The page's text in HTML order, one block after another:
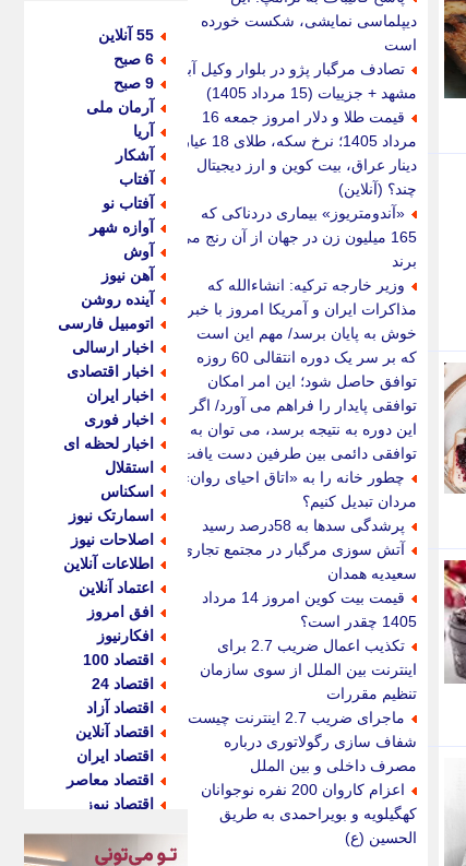
دیپلماسی نمایشی، شکست خورده
است
تصادف مرگبار پژو در بلوار وکیل آباد
مشهد + جزییات (15 مرداد 1405)
قیمت طلا و دلار امروز جمعه 16
مرداد 1405؛ نرخ سکه، طلای 18 عیار،
دینار عراق، بیت کوین و ارز دیجیتال
چند؟ (آنلاین)
«آندومتریوز» بیماری دردناکی که
165 میلیون زن در جهان از آن رنج می
برند
وزیر خارجه ترکیه: انشاءالله که
مذاکرات ایران و آمریکا امروز با خبر
خوش به پایان برسد/ مهم این است
که بر سر یک دوره انتقالی 60 روزه
توافق حاصل شود؛ این امر امکان
توافقی پایدار را فراهم می آورد/ اگر
این دوره به نتیجه برسد، می توان به
توافقی دائمی بین طرفین دست یافت
چطور خانه را به «اتاق احیای روان»
مردان تبدیل کنیم؟
پرشدگی سدها به 58درصد رسید
آتش سوزی مرگبار در مجتمع تجاری
سعیدیه همدان
قیمت بیت کوین امروز 14 مرداد
1405 چقدر است؟
تکذیب اعمال ضریب 2.7 برای
اینترنت بین الملل از سوی سازمان
تنظیم مقررات
ماجرای ضریب 2.7 اینترنت چیست؟
شفاف سازی رگولاتوری درباره
مصرف داخلی و بین الملل
اعزام کاروان 200 نفره نوجوانان
کهگیلویه و بویراحمدی به طریق
الحسین (ع)
55 آنلاین
6 صبح
9 صبح
آرمان ملی
آریا
آشکار
آفتاب
آفتاب نو
آوازه شهر
آوش
آهن نیوز
آینده روشن
اتومبیل فارسی
اخبار ارسالی
اخبار اقتصادی
اخبار ایران
اخبار فوری
اخبار لحظه ای
استقلال
اسکناس
اسمارتک نیوز
اصلاحات نیوز
اطلاعات آنلاین
اعتماد آنلاین
افق امروز
افکارنیوز
اقتصاد 100
اقتصاد 24
اقتصاد آزاد
اقتصاد آنلاین
اقتصاد ایران
اقتصاد معاصر
اقتصاد نیوز
اکوفارس